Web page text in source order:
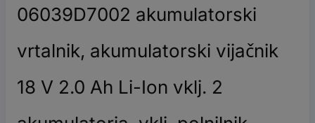
06039D7002 akumulatorski
vrtalnik, akumulatorski vijačnik
18 V 2.0 Ah Li-Ion vklj. 2